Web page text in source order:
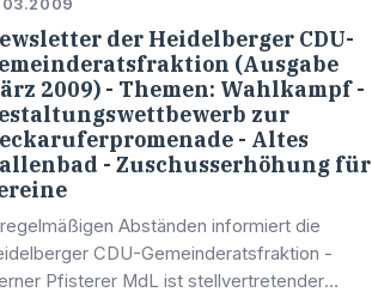
der Heidelberger CDU-
(Ausgabe
2009) - Themen: Wahlkampf -
zur
- Altes
- Zuschusserhöhung für
Abständen informiert die
CDU-Gemeinderatsfraktion -
Pfisterer MdL ist stellvertretender